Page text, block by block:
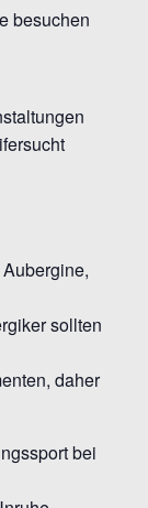
besuchen
sollten
daher
bei